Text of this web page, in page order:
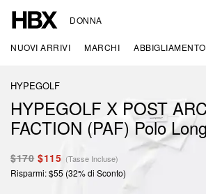
DONNA
NUOVI ARRIVI MARCHI ABBIGLIAMENTO
HYPEGOLF
HYPEGOLF X POST
FACTION (PAF) Polo
$170 $115 (Tasse Incluse)
Risparmi: $55 (32% di Sconto)